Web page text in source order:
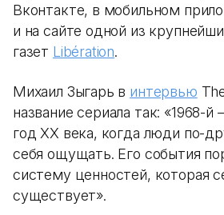
Вконтакте, в мобильном
и на сайте одной из
газет Libération.
Михаил Зыгарь в интервью
название сериала так: «1968-
год XX века, когда люди по-
себя ощущать. Его события
систему ценностей, которая
существует».